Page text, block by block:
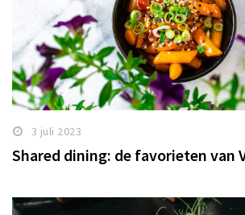
3 juli 2023
Shared dining: de favorieten van